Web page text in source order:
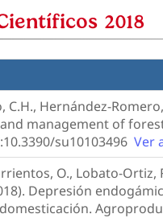
2018
C.H., Hernández-
management of
su10103496Ver
O., Lobato-Ortiz,
Depresión